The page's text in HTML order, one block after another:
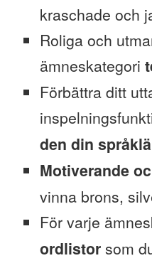
kraschade och
Roliga och
ämneskategori
Förbättra ditt
den din
Motiverande
vinna brons,
För varje
ordlistor som